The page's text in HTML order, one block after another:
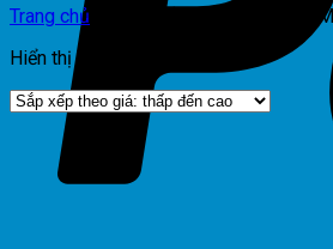
Trang chủ
Sản phẩm được gắn thẻ
Hiển thị kết quả duy nhất